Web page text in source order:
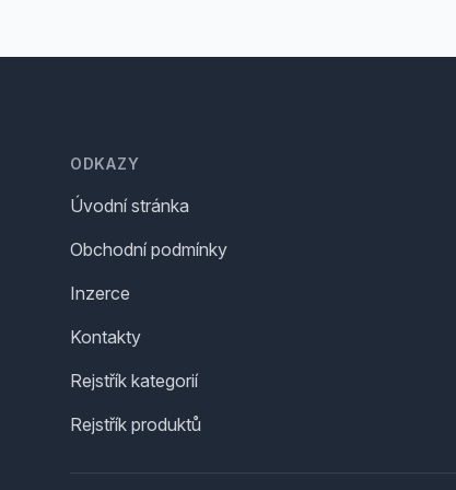
ODKAZY
Úvodní stránka
Obchodní podmínky
Inzerce
Kontakty
Rejstřík kategorií
Rejstřík produktů